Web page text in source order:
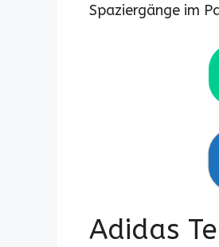
Spaziergänge im
Adidas